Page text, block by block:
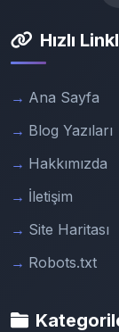
Hızlı
Ana Sayfa
Blog Yazıları
Hakkımızda
İletişim
Site Haritası
Robots.txt